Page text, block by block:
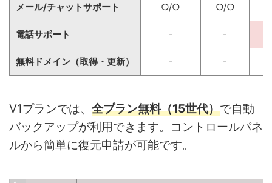
メール/チャットサポート ○/○ ○/○
電話サポート - -
無料ドメイン（取得・更新） - -
V1プランでは、 全プラン無料（15世代）で自動
バックアップが利用できます。コントロールパネ
ルから簡単に復元申請が可能です。